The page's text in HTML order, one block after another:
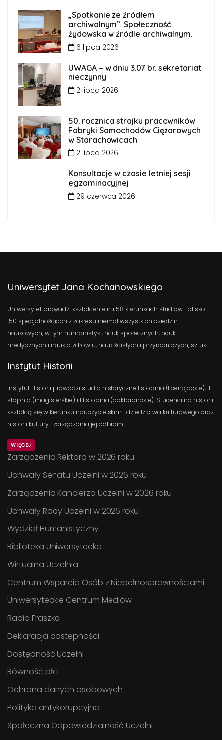
„Spotkanie ze źródłem
archiwalnym”. Społeczność
żydowska w źródle archiwalnym.
6 lipca 2026
UWAGA – w dniu 3.07 br. sekretariat
nieczynny
2 lipca 2026
50. rocznica strajku pracowników
Fabryki Samochodów Ciężarowych
w Starachowicach
2 lipca 2026
Konsultacje w czasie letniej sesji
egzaminacyjnej
29 czerwca 2026
Uniwersytet Jana Kochanowskiego
Uniwersytet prowadzi kształcenie na 58 kierunkach studiów i blisko
150 specjalnościach z zakresu niemal wszystkich dziedzin
naukowych, w tym humanistyki, nauk społecznych, nauk
medycznych i nauk o zdrowiu, nauk ścisłych i przyrodniczych, sztuki
Instytut Historii
Instytut Historii prowadzi studia historyczne I stopnia (licencjackie), II
stopnia (magisterskie) i III stopnia (doktoranckie). Studenci na historii
kształcą się w kierunku nauczycielskim i dziedzictwa kulturowego oraz
historii kultury i zarządzania jej dobrami.
WIĘCEJ
Zarządzenia Rektora w 2026 roku
Uchwały Senatu Uczelni w 2026 roku
Zarządzenia Kanclerza Uczelni w 2026 roku
Uchwały Rady Uczelni w 2026 roku
Wydział Humanistyczny
Biblioteka Uniwersytecka
Wirtualna Uczelnia
Centrum Wsparcia Osób z Niepełnosprawnościami
Uniwersyteckie Centrum Mediów
Radio Fraszka
Deklaracja dostępności
Dostępność Uczelni
Równość płci
Ochrona danych osobowych
Polityka antykorupcyjna
Społeczna Odpowiedzialność Uczelni